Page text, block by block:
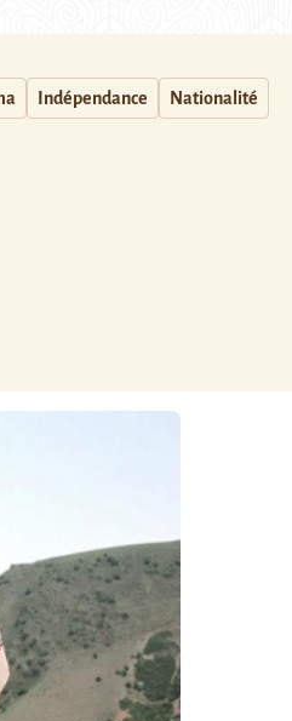
Indépendance Nationalité